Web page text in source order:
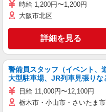
時給 1,200円〜1,200円
大阪市北区
詳細を見る
警備員スタッフ（イベント、
大型駐車場、JR列車見張りな
日給 11,000円〜12,100円
栃木市・小山市・さいたま